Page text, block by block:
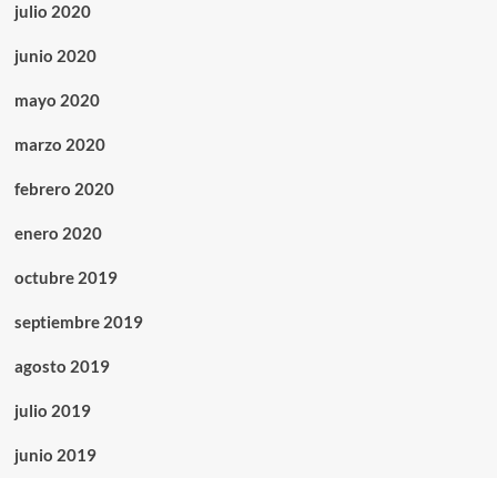
julio 2020
junio 2020
mayo 2020
marzo 2020
febrero 2020
enero 2020
octubre 2019
septiembre 2019
agosto 2019
julio 2019
junio 2019